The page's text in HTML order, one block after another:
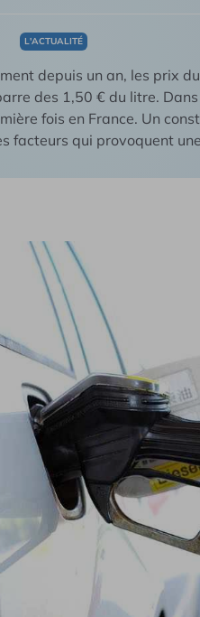
L'ACTUALITÉ
depuis un an, les prix
des 1,50 € du litre.
fois en France. Un
facteurs qui provoquent